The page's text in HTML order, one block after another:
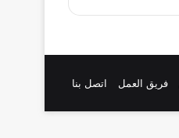
فريق العمل اتصل بنا